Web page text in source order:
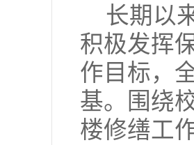
长期以
积极发挥
作目标，
基。围绕
楼修缮工